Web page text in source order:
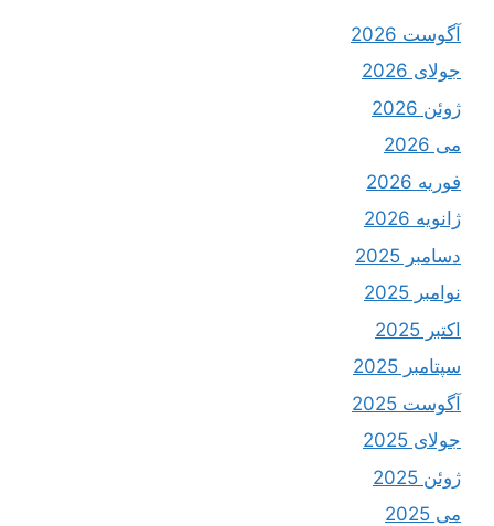
آگوست 2026
جولای 2026
ژوئن 2026
می 2026
فوریه 2026
ژانویه 2026
دسامبر 2025
نوامبر 2025
اکتبر 2025
سپتامبر 2025
آگوست 2025
جولای 2025
ژوئن 2025
می 2025